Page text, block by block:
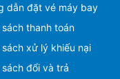
dẫn đặt vé máy bay
sách thanh toán
sách xử lý khiếu nại
sách đổi và trả
Hằng
70 854 1213